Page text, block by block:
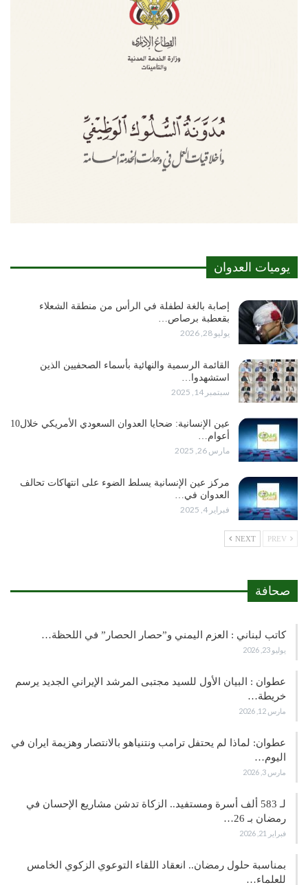
يوميات العدوان
إصابة بالغة لطفلة في الرأس من منطقة الشعلاء
بقعطبة برصاص…
يوليو 28, 2026
القائمة الرسمية والنهائية بأسماء الصحفيين الذين
استشهدوا…
سبتمبر 14, 2025
عين الإنسانية: ضحايا العدوان السعودي الأمريكي خلال10
أعوام…
مارس 26, 2025
مركز عين الإنسانية يسلط الضوء على انتهاكات تحالف
العدوان في…
فبراير 4, 2025
NEXT
صحافة
كاتب لبناني : العزم اليمني و”حصار الحصار” في اللحظة…
يوليو 23, 2026
عطوان : البيان الأول للسيد مجتبى المرشد الإيراني الجديد يرسم
خريطة…
مارس 12, 2026
عطوان: لماذا لم يحتفل ترامب ونتنياهو بالانتصار وهزيمة ايران في
اليوم…
مارس 3, 2026
لـ 583 ألف أسرة ومستفيد.. الزكاة تدشن مشاريع الإحسان في
رمضان بـ 26…
فبراير 21, 2026
بمناسبة حلول رمضان.. انعقاد اللقاء التوعوي الزكوي الخامس
للعلماء…